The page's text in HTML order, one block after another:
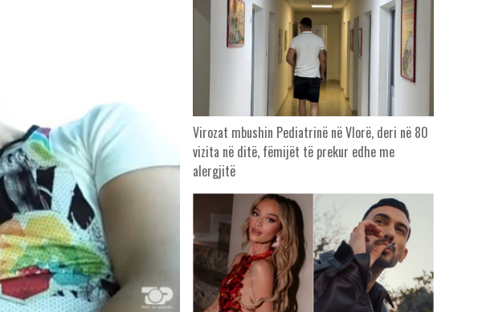
Virozat mbushin Pediatrinë në Vlorë, deri në 80
vizita në ditë, fëmijët të prekur edhe me
alergjitë